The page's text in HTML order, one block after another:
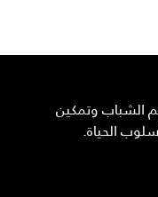
الشباب وتمكين
الحياة.